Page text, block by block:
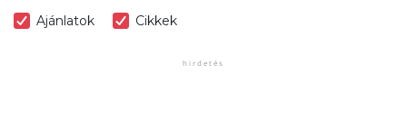
Ajánlatok Cikkek